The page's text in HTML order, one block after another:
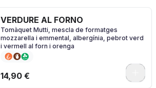
VERDURE AL FORNO
Tomàquet Mutti, mescla de formatges
mozzarella i emmental, albergínia, pebrot verd
i vermell al forn i orenga
14,90 €